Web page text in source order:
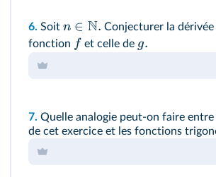
6. Soit n ∈ N. Conjecturer la dérivée
fonction f et celle de g.
7. Quelle analogie peut-on faire
de cet exercice et les fonctions